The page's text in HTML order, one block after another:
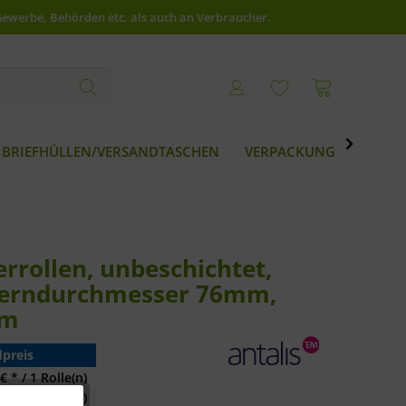
Behörden etc. als auch an Verbraucher.
BRIEFHÜLLEN/VERSANDTASCHEN VERPACKUNG 
unbeschichtet,
76mm,
* / 1 Rolle(n)
€ * / 1 Rolle(n)